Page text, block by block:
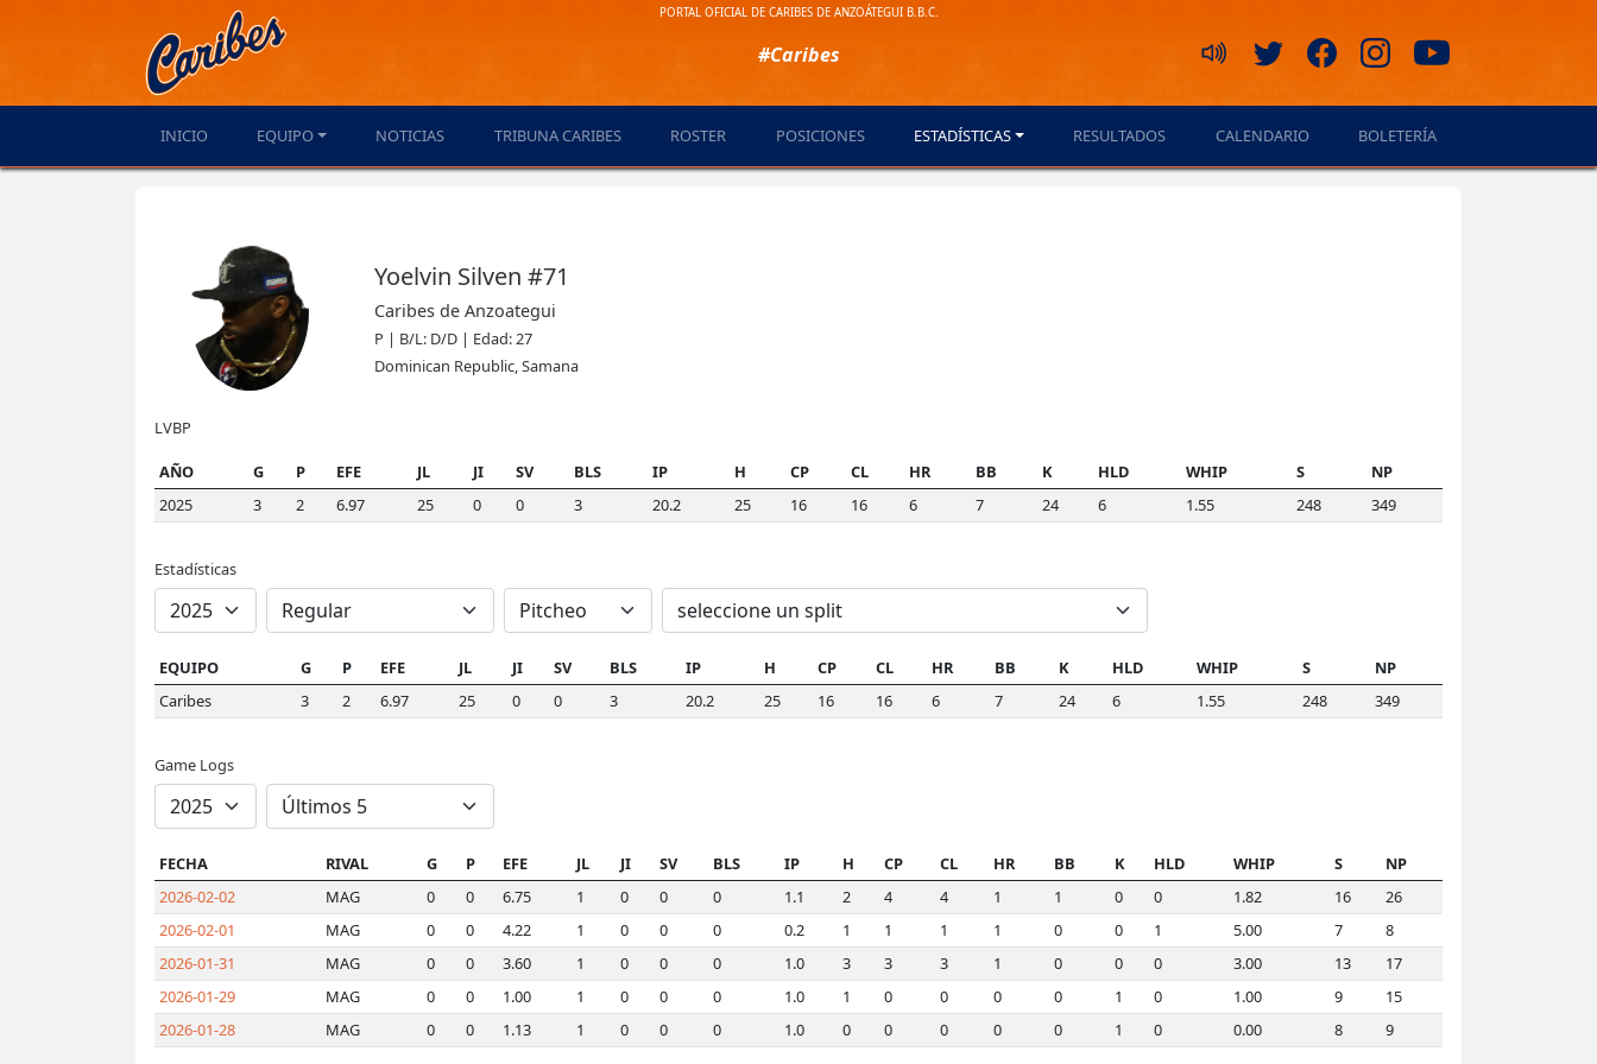
PORTAL OFICIAL DE CARIBES DE ANZOÁTEGUI B.B.C.
#Caribes
INICIO EQUIPO NOTICIAS TRIBUNA CARIBES ROSTER POSICIONES ESTADÍSTICAS RESULTADOS CALENDARIO BOLETERÍA
Yoelvin Silven #71
Caribes de Anzoategui
P | B/L: D/D | Edad: 27
Dominican Republic, Samana
LVBP
AÑO G P EFE JL JI SV BLS IP H CP CL HR BB K HLD WHIP S
NP
2025
3 2 6.97 25 0 0 3 20.2 25 16 16 6 7 24 6 1.55 248 349
Estadísticas
EQUIPO G P EFE JL JI SV BLS IP H CP CL HR BB K HLD WHIP S
NP
Caribes
3 2 6.97 25 0 0 3 20.2 25 16 16 6 7 24 6 1.55 248 349
Game Logs
FECHA RIVAL G P EFE JL JI SV BLS IP H CP CL HR BB K HLD WHIP S
NP
2026-02-02
MAG 0 0 6.75 1 0 0 0 1.1 2 4 4 1 1 0 0 1.82 16
26
2026-02-01
MAG 0 0 4.22 1 0 0 0 0.2 1 1 1 1 0 0 1 5.00 7
8
2026-01-31
MAG 0 0 3.60 1 0 0 0 1.0 3 3 3 1 0 0 0 3.00 13
17
2026-01-29
MAG 0 0 1.00 1 0 0 0 1.0 1 0 0 0 0 1 0 1.00 9
15
2026-01-28
MAG 0 0 1.13 1 0 0 0 1.0 0 0 0 0 0 1 0 0.00 8 9